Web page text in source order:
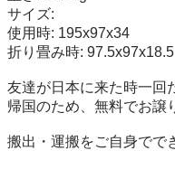
サイズ:
使用時: 195x97x34
折り畳み時: 97.5x97x18.5
友達が日本に来た時一回
帰国のため、無料でお譲
搬出・運搬をご自身でで